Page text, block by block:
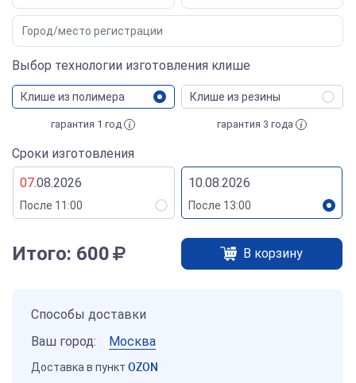
Выбор технологии изготовления клише
Клише из полимера
гарантия 1 год
Клише из резины
гарантия 3 года
Сроки изготовления
07.08.2026
После 11:00
10.08.2026
После 13:00
Итого: 600 В корзину
Способы доставки
Ваш город:
Москва
Доставка в пункт OZON